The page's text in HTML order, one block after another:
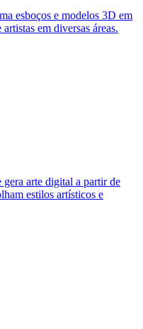
esboços e modelos 3D em
em diversas áreas.
arte digital a partir de
estilos artísticos e